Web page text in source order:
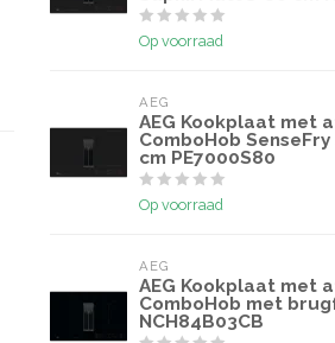
Op voorraad
AEG
AEG Kookplaat met
ComboHob
cm PE7000S80
Op voorraad
AEG
AEG Kookplaat met
ComboHob met
NCH84B03CB